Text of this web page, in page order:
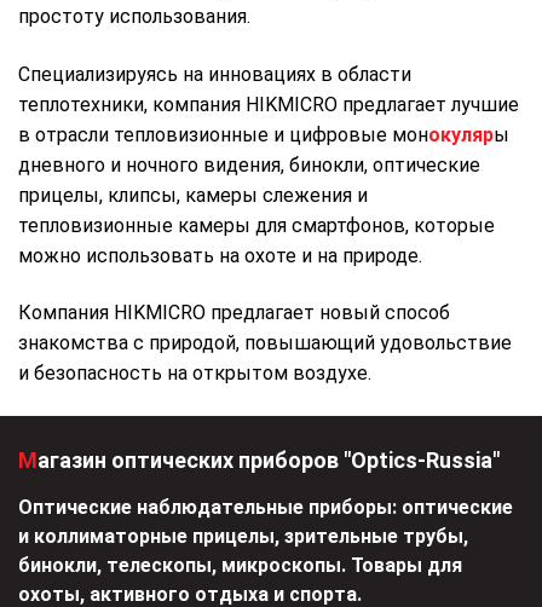
простоту использования.
Специализируясь на инновациях в области
теплотехники, компания HIKMICRO предлагает лучшие
в отрасли тепловизионные и цифровые монокуляры
дневного и ночного видения, бинокли, оптические
прицелы, клипсы, камеры слежения и
тепловизионные камеры для смартфонов, которые
можно использовать на охоте и на природе.
Компания HIKMICRO предлагает новый способ
знакомства с природой, повышающий удовольствие
и безопасность на открытом воздухе.
Магазин оптических приборов "Optics-Russia"
Оптические наблюдательные приборы: оптические
и коллиматорные прицелы, зрительные трубы,
бинокли, телескопы, микроскопы. Товары для
охоты, активного отдыха и спорта.